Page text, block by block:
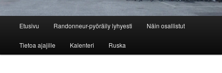
Etusivu Randonneur-pyöräily lyhyesti Näin osallistut
Tietoa ajajille Kalenteri Ruska